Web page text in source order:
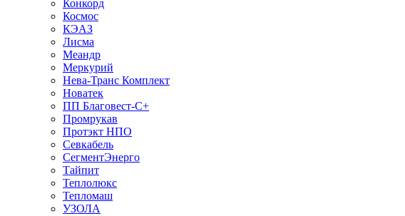
Конкорд
Космос
КЭАЗ
Лисма
Меандр
Меркурий
Нева-Транс Комплект
Новатек
ПП Благовест-С+
Промрукав
Протэкт НПО
Севкабель
СегментЭнерго
Тайпит
Теплолюкс
Тепломаш
УЗОЛА